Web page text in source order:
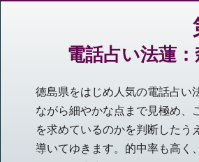
電話占い法蓮
徳島県をはじめ人気の電話占い
ながら細やかな点まで見極め、
を求めているのかを判断したう
導いてゆきます。的中率も高く